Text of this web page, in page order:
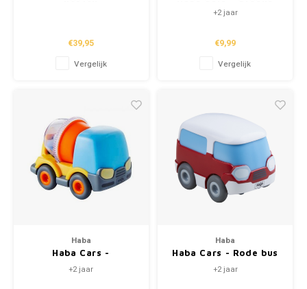
€39,95
Vergelijk
racewagen
+2 jaar
€9,99
Vergelijk
Haba
Haba Cars -
Betonmixer
+2 jaar
Haba
Haba Cars - Rode bus
+2 jaar